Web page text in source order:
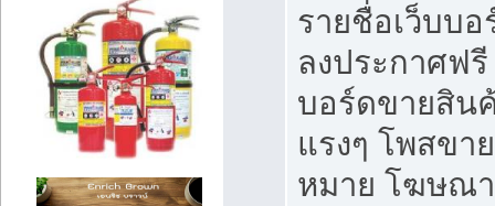
รายชื่อเว็บบ
ลงประกาศฟรี
บอร์ดขายสิน
แรงๆ โพสขา
หมาย โฆษณ